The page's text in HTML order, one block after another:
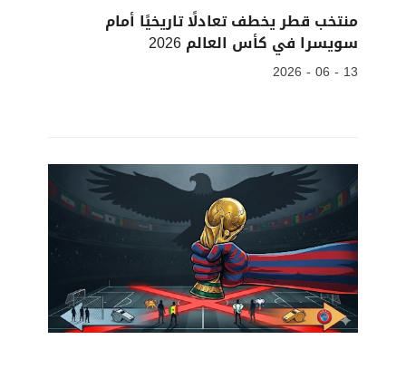
منتخب قطر يخطف تعادلًا تاريخيًا أمام
سويسرا في كأس العالم 2026
13 - 06 - 2026